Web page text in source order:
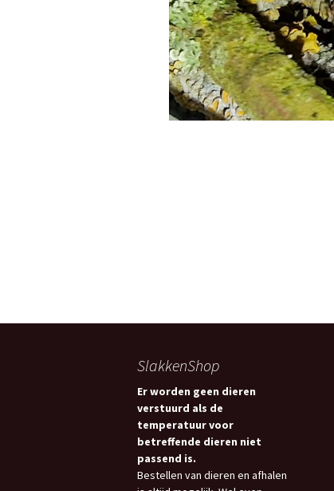
SlakkenShop
Er worden geen dieren
verstuurd als de
temperatuur voor
betreffende dieren niet
passend is.
Bestellen van dieren en afhalen